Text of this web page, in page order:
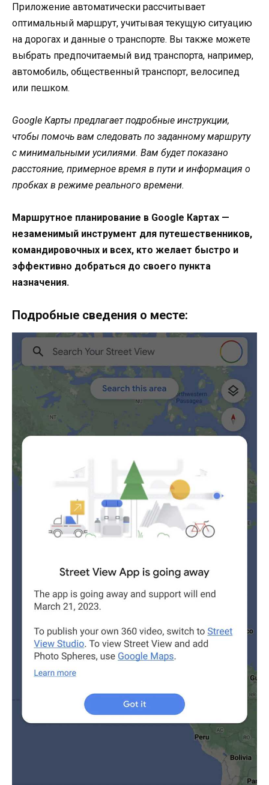
Приложение автоматически рассчитывает
оптимальный маршрут, учитывая текущую ситуацию
на дорогах и данные о транспорте. Вы также можете
выбрать предпочитаемый вид транспорта, например,
автомобиль, общественный транспорт, велосипед
или пешком.
Google Карты предлагает подробные инструкции,
чтобы помочь вам следовать по заданному маршруту
с минимальными усилиями. Вам будет показано
расстояние, примерное время в пути и информация о
пробках в режиме реального времени.
Маршрутное планирование в Google Картах —
незаменимый инструмент для путешественников,
командировочных и всех, кто желает быстро и
эффективно добраться до своего пункта
назначения.
Подробные сведения о месте: